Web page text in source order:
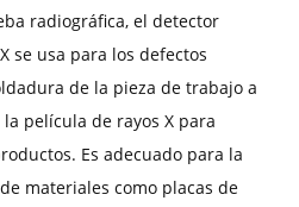
radiográfica, el detector
se usa para los defectos
de la pieza de trabajo a
película de rayos X para
Es adecuado para la
materiales como placas de